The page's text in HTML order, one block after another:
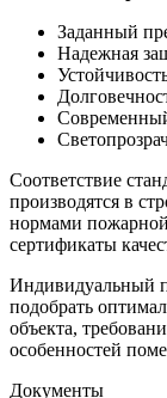
Заданный
Надежная
Соответствие
производятся в
нормами
сертификаты
Индивидуальный
подобрать
объекта,
особенностей
Документы